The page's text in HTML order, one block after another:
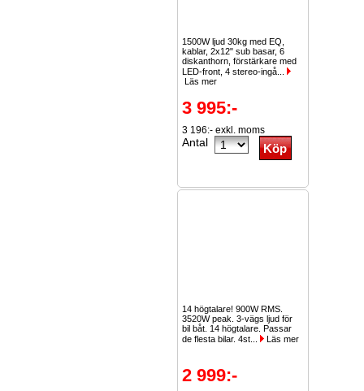
1500W ljud 30kg med EQ,
kablar, 2x12" sub basar, 6
diskanthorn, förstärkare med
LED-front, 4 stereo-ingå...
Läs mer
3 995:-
3 196:- exkl. moms
Antal
14 högtalare! 900W RMS.
3520W peak. 3-vägs ljud för
bil båt. 14 högtalare. Passar
de flesta bilar. 4st...
Läs mer
2 999:-